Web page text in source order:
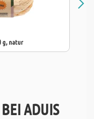
g, natur
ADUIS